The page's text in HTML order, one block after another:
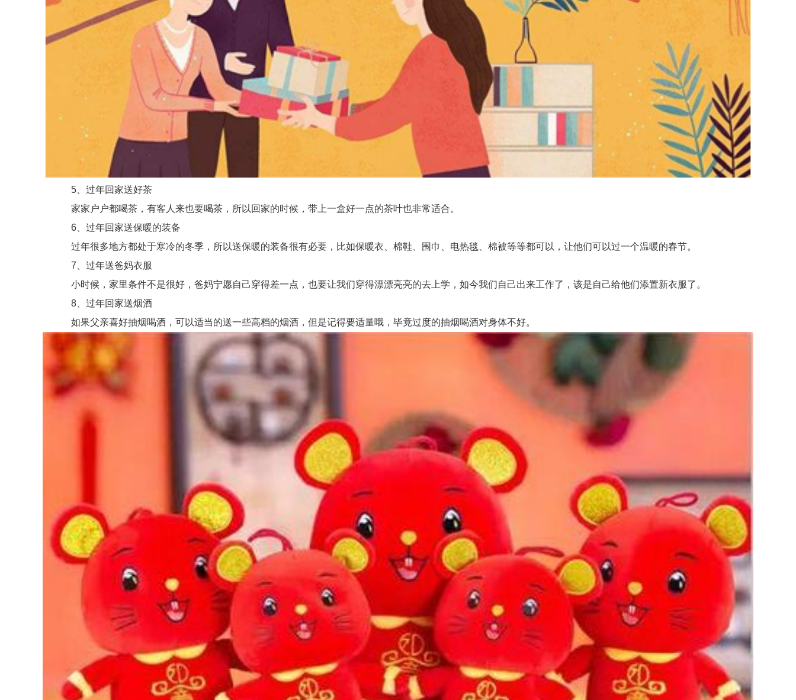
5、过年回家送好茶
家家户户都喝茶，有客人来也要喝茶，所以回家的时候，带上一盒好一点的茶叶也非常适合。
6、过年回家送保暖的装备
过年很多地方都处于寒冷的冬季，所以送保暖的装备很有必要，比如保暖衣、棉鞋、围巾、电热毯、棉被等等都可以，让他们可以过一个温暖的春节。
7、过年送爸妈衣服
小时候，家里条件不是很好，爸妈宁愿自己穿得差一点，也要让我们穿得漂漂亮亮的去上学，如今我们自己出来工作了，该是自己给他们添置新衣服了。
8、过年回家送烟酒
如果父亲喜好抽烟喝酒，可以适当的送一些高档的烟酒，但是记得要适量哦，毕竟过度的抽烟喝酒对身体不好。